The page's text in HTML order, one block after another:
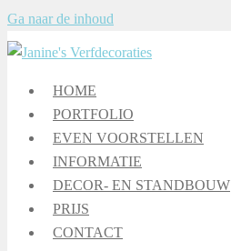
Ga naar de inhoud
HOME
PORTFOLIO
EVEN VOORSTELLEN
INFORMATIE
DECOR- EN STANDBOUW
PRIJS
CONTACT